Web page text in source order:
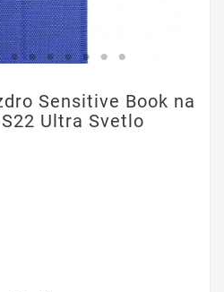
Sensitive Book na
Ultra Svetlo